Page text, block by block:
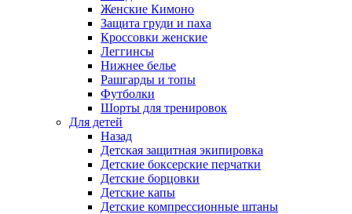
Женские Кимоно
Защита груди и паха
Кроссовки женские
Леггинсы
Нижнее белье
Рашгарды и топы
Футболки
Шорты для тренировок
Для детей
Назад
Детская защитная экипировка
Детские боксерские перчатки
Детские борцовки
Детские капы
Детские компрессионные штаны